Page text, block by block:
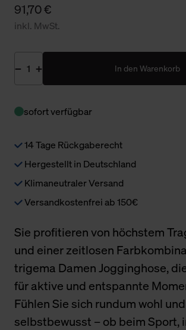
91,70 €
inkl. MwSt.
In den Warenkorb
sofort verfügbar
14 Tage Rückgaberecht
Hergestellt in Deutschland
Klimaneutraler Versand
Versandkostenfrei ab 150€
Sie profitieren von höchstem
und einer zeitlosen
trigema Damen Jogginghose,
für aktive und entspannte
Fühlen Sie sich rundum wohl und
selbstbewusst – ob beim Sport,